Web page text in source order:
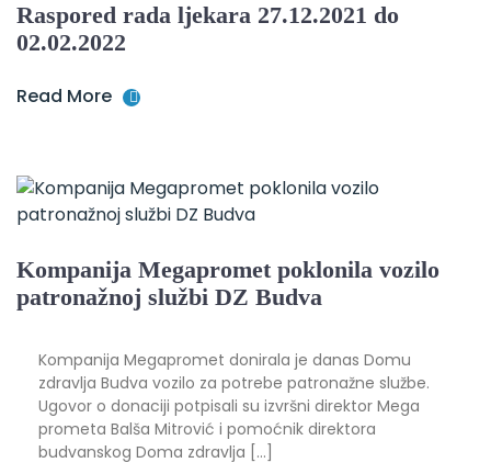
Raspored rada ljekara 27.12.2021 do
02.02.2022
Read More
Kompanija Megapromet poklonila vozilo
patronažnoj službi DZ Budva
Kompanija Megapromet donirala je danas Domu
zdravlja Budva vozilo za potrebe patronažne službe.
Ugovor o donaciji potpisali su izvršni direktor Mega
prometa Balša Mitrović i pomoćnik direktora
budvanskog Doma zdravlja […]